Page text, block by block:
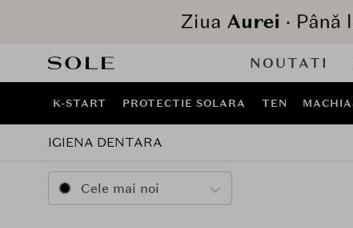
NOUTATI
K-START PROTECTIE SOLARA TEN
IGIENA DENTARA
Cele mai noi